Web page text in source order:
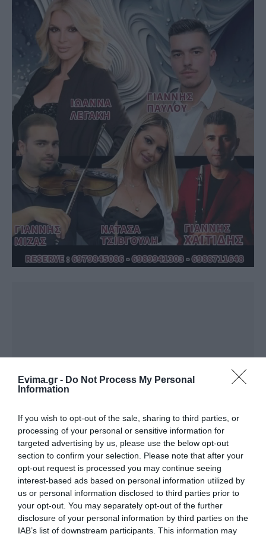
Evima.gr - Do Not Process My Personal
Information
If you wish to opt-out of the sale, sharing to third parties, or
processing of your personal or sensitive information for
targeted advertising by us, please use the below opt-out
section to confirm your selection. Please note that after your
opt-out request is processed you may continue seeing
interest-based ads based on personal information utilized by
us or personal information disclosed to third parties prior to
your opt-out. You may separately opt-out of the further
disclosure of your personal information by third parties on the
IAB’s list of downstream participants. This information may